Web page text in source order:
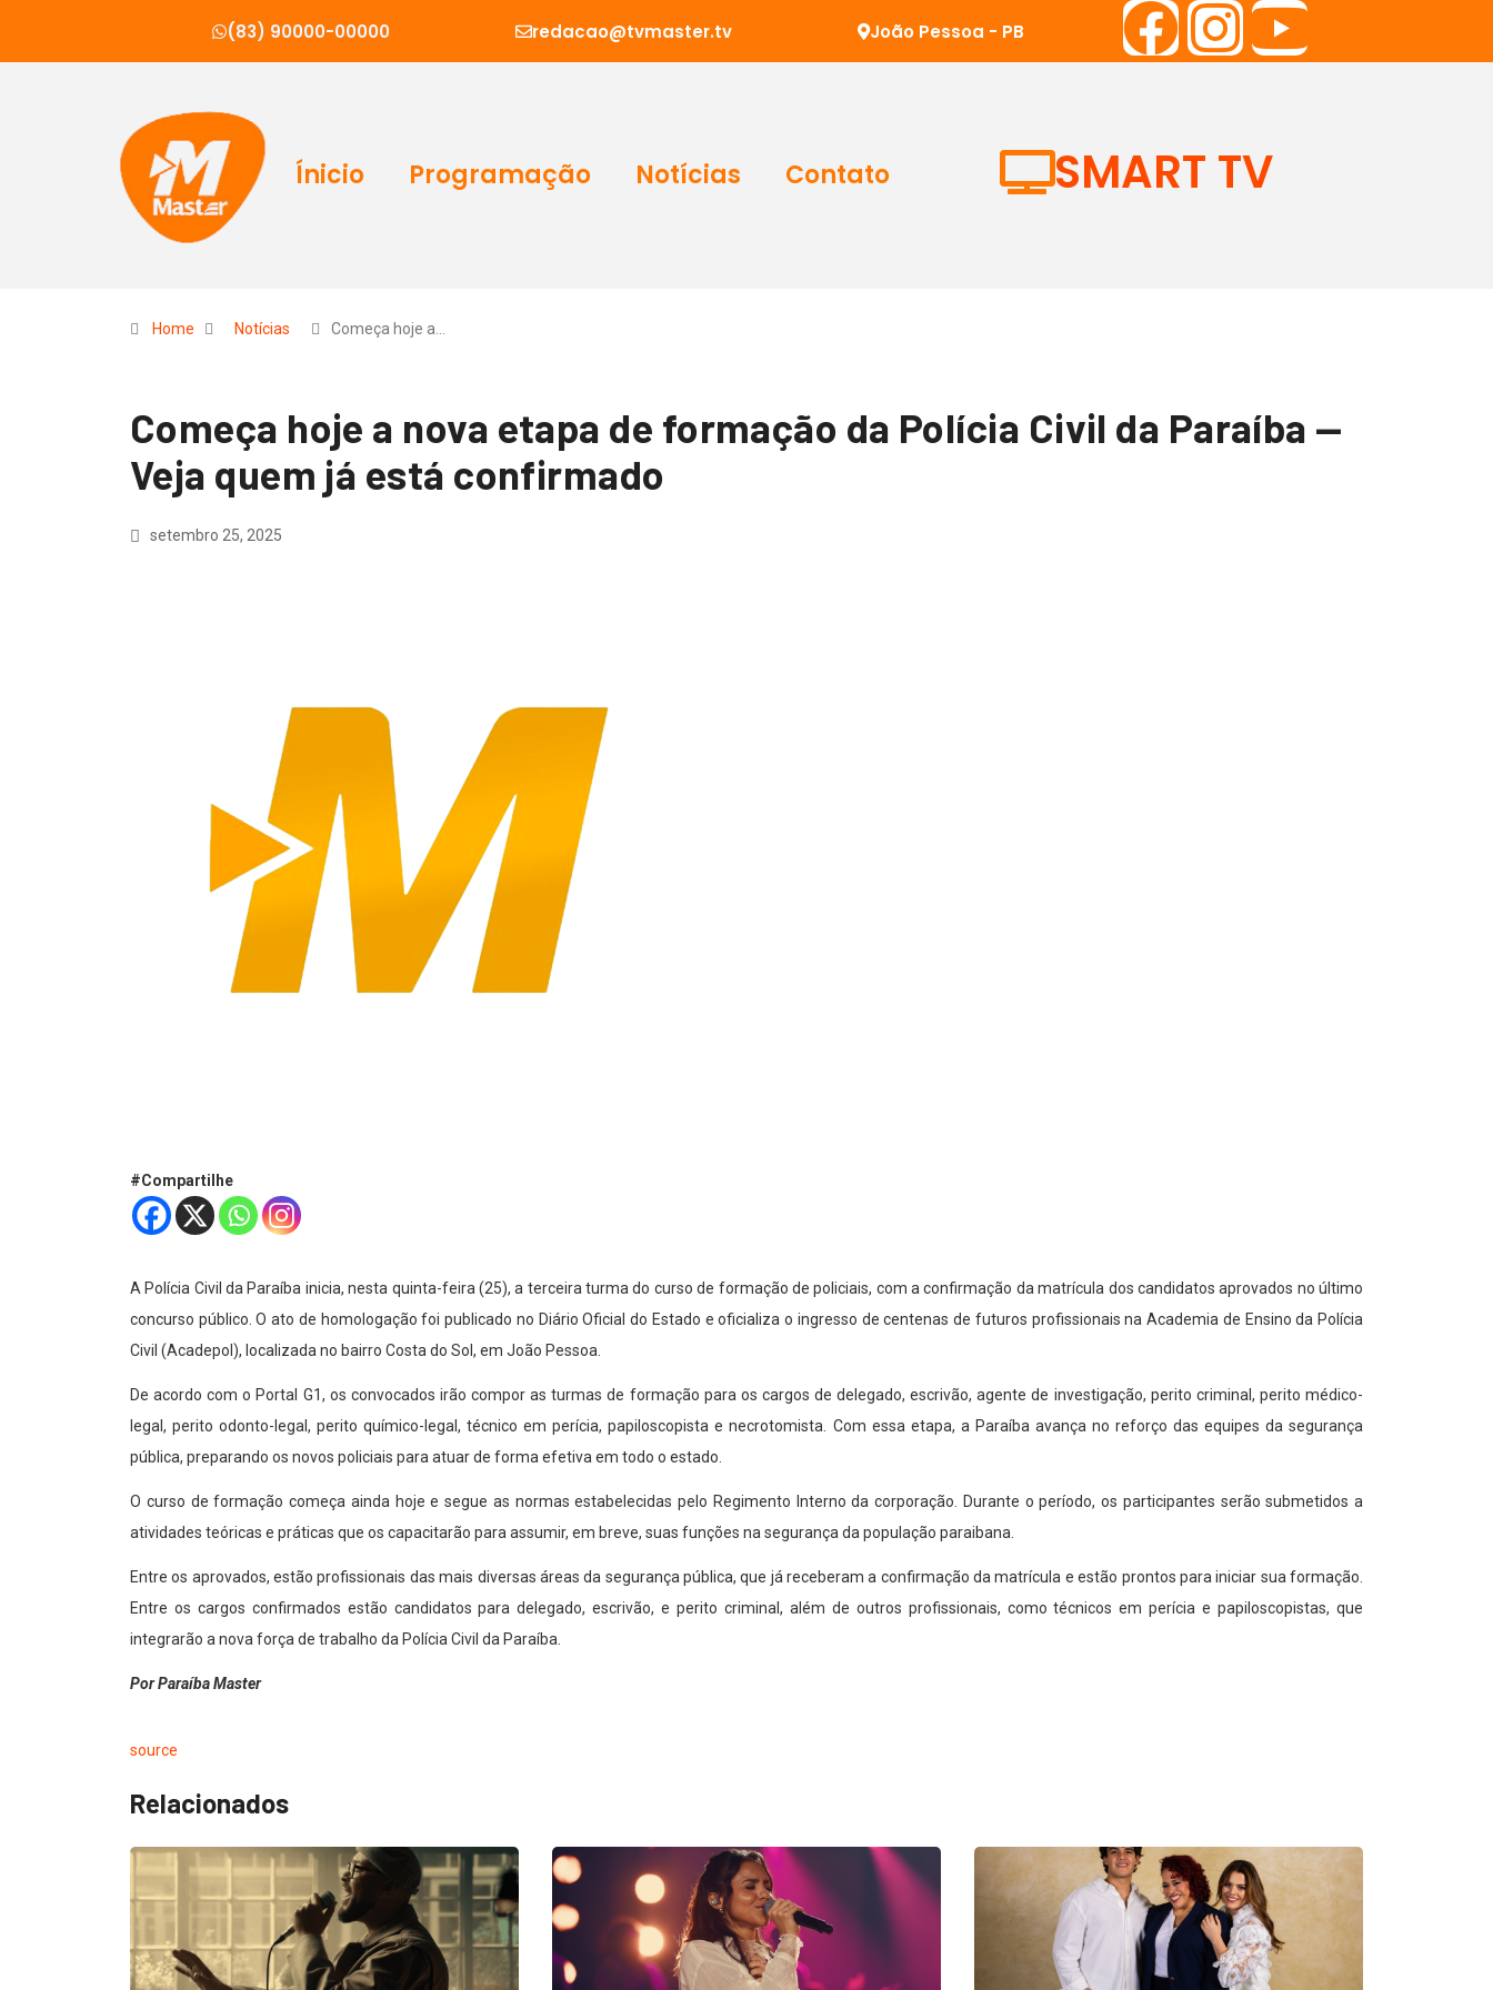
(83) 90000-00000 redacao@tvmaster.tv João Pessoa - PB
Ínicio Programação Notícias Contato SMART TV
Home Notícias Começa hoje a…
Começa hoje a nova etapa de formação da Polícia Civil da Paraíba —
Veja quem já está confirmado
setembro 25, 2025
#Compartilhe
A Polícia Civil da Paraíba inicia, nesta quinta-feira (25), a terceira turma do curso de formação de policiais, com a confirmação da matrícula dos candidatos aprovados no último
concurso público. O ato de homologação foi publicado no Diário Oficial do Estado e oficializa o ingresso de centenas de futuros profissionais na Academia de Ensino da Polícia
Civil (Acadepol), localizada no bairro Costa do Sol, em João Pessoa.
De acordo com o Portal G1, os convocados irão compor as turmas de formação para os cargos de delegado, escrivão, agente de investigação, perito criminal, perito médico-
legal, perito odonto-legal, perito químico-legal, técnico em perícia, papiloscopista e necrotomista. Com essa etapa, a Paraíba avança no reforço das equipes da segurança
pública, preparando os novos policiais para atuar de forma efetiva em todo o estado.
O curso de formação começa ainda hoje e segue as normas estabelecidas pelo Regimento Interno da corporação. Durante o período, os participantes serão submetidos a
atividades teóricas e práticas que os capacitarão para assumir, em breve, suas funções na segurança da população paraibana.
Entre os aprovados, estão profissionais das mais diversas áreas da segurança pública, que já receberam a confirmação da matrícula e estão prontos para iniciar sua formação.
Entre os cargos confirmados estão candidatos para delegado, escrivão, e perito criminal, além de outros profissionais, como técnicos em perícia e papiloscopistas, que
integrarão a nova força de trabalho da Polícia Civil da Paraíba.
Por Paraíba Master
source
Relacionados